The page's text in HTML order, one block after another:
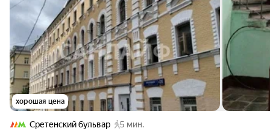
хорошая цена
Сретенский бульвар
5 мин.